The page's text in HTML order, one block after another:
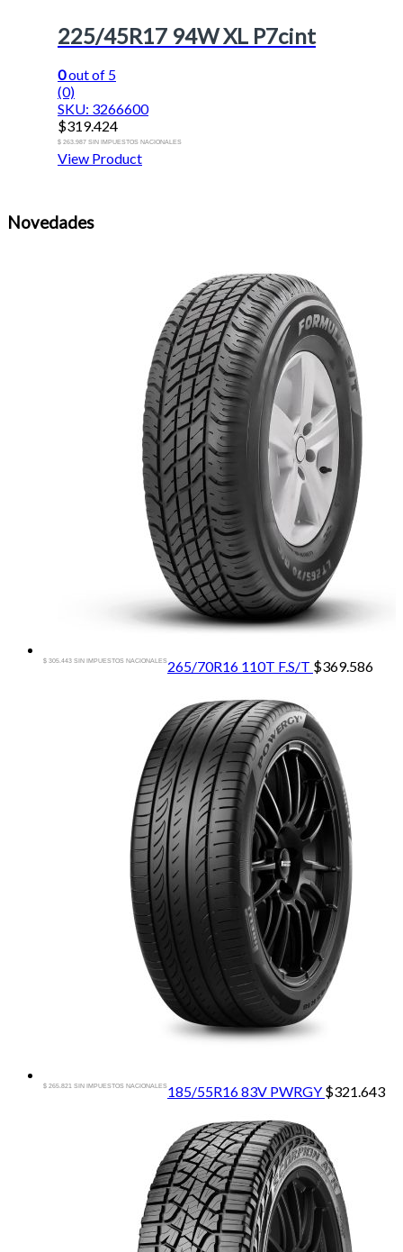
225/45R17 94W XL P7cint
0out of 5
(0)
SKU: 3266600
$319.424
$ 263.987 SIN IMPUESTOS NACIONALES
View Product
Novedades
265/70R16 110T F.S/T $369.586
$ 305.443 SIN IMPUESTOS NACIONALES
185/55R16 83V PWRGY $321.643
$ 265.821 SIN IMPUESTOS NACIONALES